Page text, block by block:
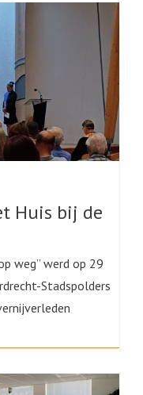
Huis bij de
weg” werd op 29
Stadspolders